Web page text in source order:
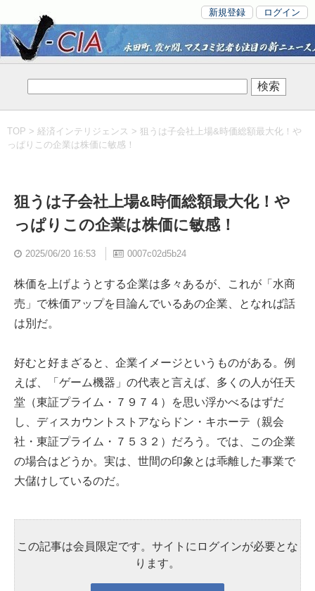
新規登録 ログイン
TOP > 経済インテリジェンス > 狙うは子会社上場&時価総額最大化！や
っぱりこの企業は株価に敏感！
狙うは子会社上場&時価総額最大化！や
っぱりこの企業は株価に敏感！
2025/06/20 16:53 0007c02d5b24
株価を上げようとする企業は多々あるが、これが「水商
売」で株価アップを目論んでいるあの企業、となれば話
は別だ。
好むと好まざると、企業イメージというものがある。例
えば、「ゲーム機器」の代表と言えば、多くの人が任天
堂（東証プライム・７９７４）を思い浮かべるはずだ
し、ディスカウントストアならドン・キホーテ（親会
社・東証プライム・７５３２）だろう。では、この企業
の場合はどうか。実は、世間の印象とは乖離した事業で
大儲けしているのだ。
この記事は会員限定です。サイトにログインが必要とな
ります。